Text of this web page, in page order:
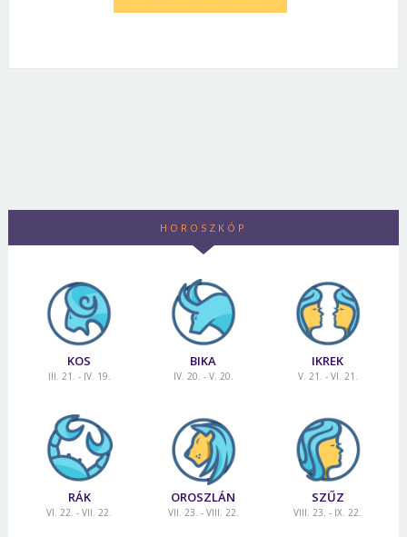
HOROSZKÓP
KOS
III. 21. - IV. 19.
BIKA
IV. 20. - V. 20.
IKREK
V. 21. - VI. 21.
RÁK
VI. 22. - VII. 22.
OROSZLÁN
VII. 23. - VIII. 22.
SZŰZ
VIII. 23. - IX. 22.